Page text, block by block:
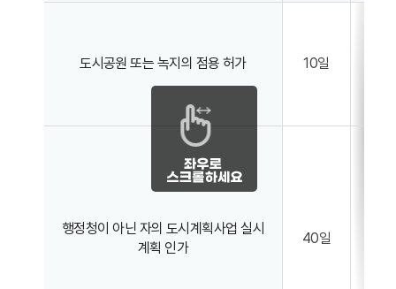
도시공원 또는 녹지의 점용 허가 10일
행정청이 아닌 자의 도시계획사업 실시
계획 인가
40일